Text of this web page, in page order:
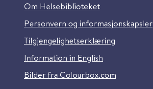
Om Helsebiblioteket
Personvern og informasjonskapsler
Tilgjengelighetserklæring
Information in English
Bilder fra Colourbox.com